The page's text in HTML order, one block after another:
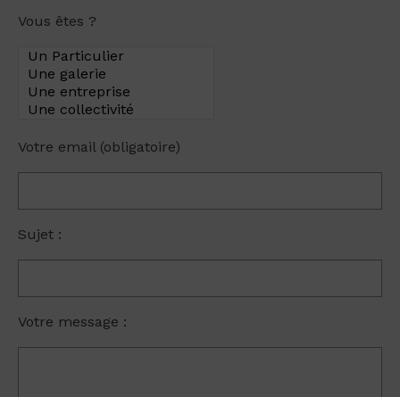
Vous êtes ?
Votre email (obligatoire)
Sujet :
Votre message :